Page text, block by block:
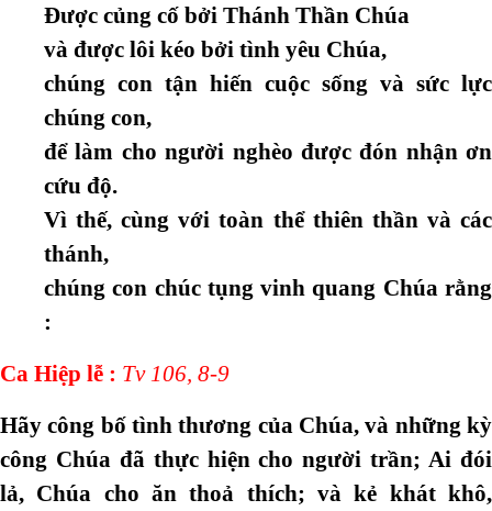
Được củng cố bởi Thánh Thần Chúa
và được lôi kéo bởi tình yêu Chúa,
chúng con tận hiến cuộc sống và sức lực
chúng con,
để làm cho người nghèo được đón nhận ơn
cứu độ.
Vì thế, cùng với toàn thể thiên thần và các
thánh,
chúng con chúc tụng vinh quang Chúa rằng
:
Ca Hiệp lễ : Tv 106, 8-9
Hãy công bố tình thương của Chúa, và những kỳ
công Chúa đã thực hiện cho người trần; Ai đói
lả, Chúa cho ăn thoả thích; và kẻ khát khô,